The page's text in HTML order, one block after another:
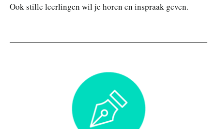
Ook stille leerlingen wil je horen en inspraak geven.